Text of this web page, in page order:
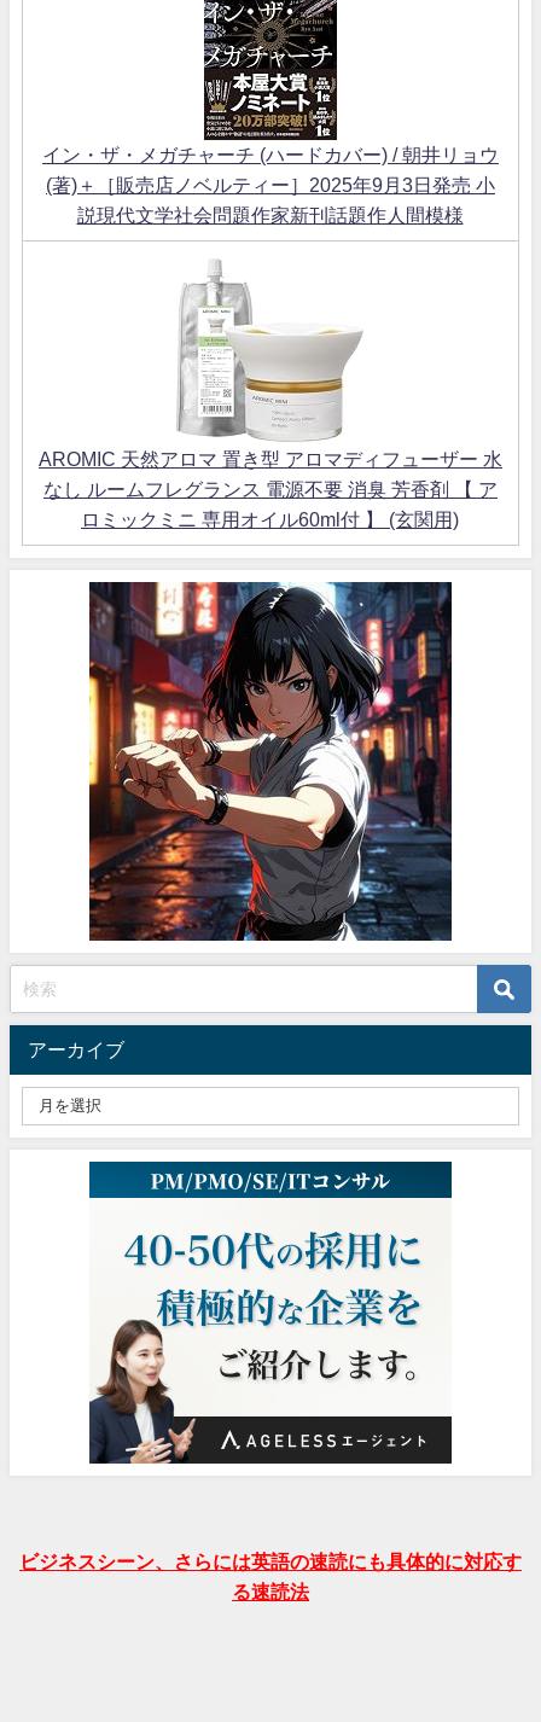
イン・ザ・メガチャーチ (ハードカバー) / 朝井リョウ
(著)＋［販売店ノベルティー］2025年9月3日発売 小
説現代文学社会問題作家新刊話題作人間模様
AROMIC 天然アロマ 置き型 アロマディフューザー 水
なし ルームフレグランス 電源不要 消臭 芳香剤 【 ア
ロミックミニ 専用オイル60ml付 】 (玄関用)
アーカイブ
ビジネスシーン、さらには英語の速読にも具体的に対応す
る速読法